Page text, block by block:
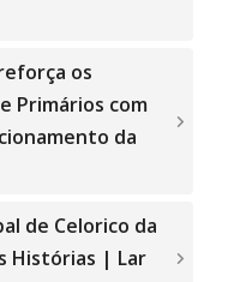
os
Primários com
da
de Celorico da
Histórias | Lar